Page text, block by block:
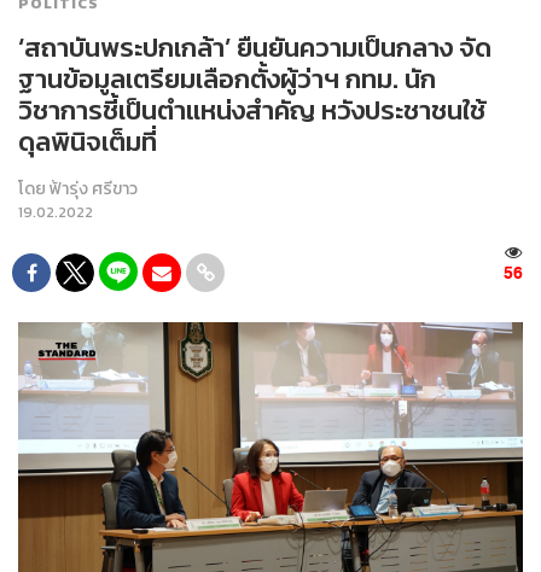
‘สถาบันพระปกเกล้า’ ยืนยันความเป็นกลาง จัด
ฐานข้อมูลเตรียมเลือกตั้งผู้ว่าฯ กทม. นัก
วิชาการชี้เป็นตำแหน่งสำคัญ หวังประชาชนใช้
ดุลพินิจเต็มที่
โดยฟ้ารุ่ง ศรีขาว
19.02.2022
56